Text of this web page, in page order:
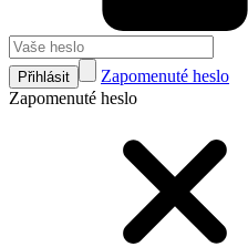
Přihlásit
Zapomenuté heslo
Zapomenuté heslo